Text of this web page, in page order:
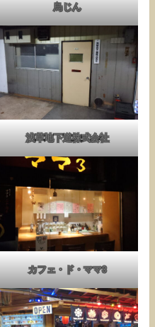
鳥じん
浅草地下道株式会社
カフェ・ド・ママ3